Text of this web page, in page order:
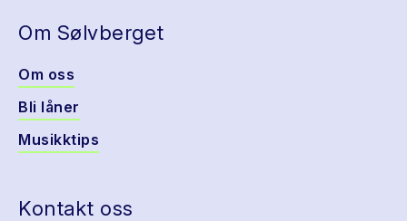
Om Sølvberget
Om oss
Bli låner
Musikktips
Kontakt oss